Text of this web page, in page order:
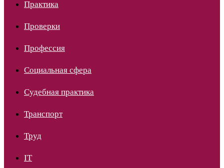
Практика
Проверки
Профессия
Социальная сфера
Судебная практика
Транспорт
Труд
IT